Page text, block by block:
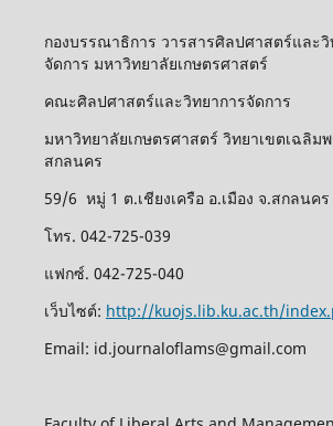
กองบรรณาธิการ วารสารศิลปศาสตร์และวิ
จัดการ มหาวิทยาลัยเกษตรศาสตร์
คณะศิลปศาสตร์และวิทยาการจัดการ
มหาวิทยาลัยเกษตรศาสตร์ วิทยาเขตเฉลิม
สกลนคร
59/6 หมู่ 1 ต.เชียงเครือ อ.เมือง จ.สกลนคร
โทร. 042-725-039
แฟกซ์. 042-725-040
เว็บไซต์: http://kuojs.lib.ku.ac.th/
Email: id.journaloflams@gmail.com